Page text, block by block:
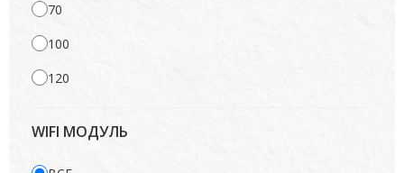
70
100
120
WIFI МОДУЛЬ